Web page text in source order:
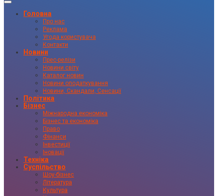
Головна
Про нас
Реклама
Угода користувача
Контакти
Новини
Прес-релізи
Новини світу
Каталог новин
Новини оподаткування
Новини, Скандали, Сенсації
Політика
Бізнес
Міжнародна економіка
Бізнес та економіка
Право
Фінанси
Інвестиції
Іновації
Техніка
Суспільство
Шоу-бізнес
Література
Культура